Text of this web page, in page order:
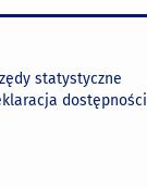
statystyczne
dostępności